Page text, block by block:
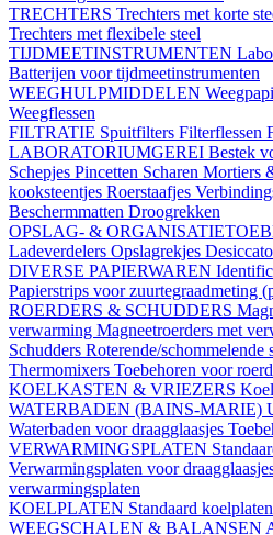
TRECHTERS Trechters met korte
Trechters met flexibele steel
TIJDMEETINSTRUMENTEN
Batterijen voor tijdmeetinstrumenten
WEEGHULPMIDDELEN
Weegflessen
FILTRATIE Spuitfilters Filterflessen
LABORATORIUMGEREI Bestek
Schepjes Pincetten Scharen Mortiers
kooksteentjes Roerstaafjes
Beschermmatten Droogrekken
OPSLAG- &
Ladeverdelers Opslagrekjes
DIVERSE PAPIERWAREN
Papierstrips voor zuurtegraadmeting
ROERDERS & SCHUDDERS
verwarming Magneetroerders met
Schudders Roterende/schommelende
Thermomixers Toebehoren voor
KOELKASTEN & VRIEZERS
WATERBADEN (BAINS-MARIE)
Waterbaden voor draagglaasjes
VERWARMINGSPLATEN
Verwarmingsplaten voor
verwarmingsplaten
KOELPLATEN Standaard koelplaten
WEEGSCHALEN & BALANSEN